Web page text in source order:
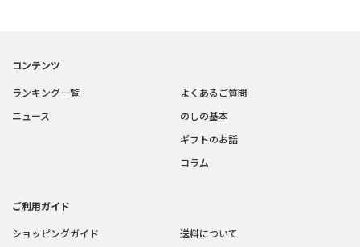
コンテンツ
ランキング一覧
ニュース
よくあるご質問
のしの基本
ギフトのお話
コラム
ご利用ガイド
ショッピングガイド
送料について